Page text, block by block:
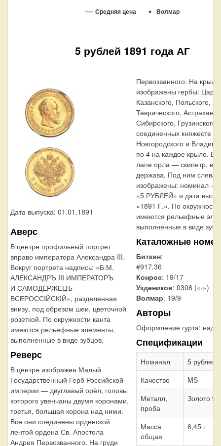
Средняя цена Волмар
5 рублей 1891 года АГ
Дата выпуска: 01.01.1891
Аверс
В центре профильный портрет
вправо императора Александра III.
Вокруг портрета надпись: «Б.М.
АЛЕКСАНДРЪ III ИМПЕРАТОРЪ
И САМОДЕРЖЕЦЪ
ВСЕРОССIЙСКIЙ», разделенная
внизу, под обрезом шеи, цветочной
розеткой. По окружности канта
имеются рельефные элементы,
выполненные в виде зубцов.
Реверс
В центре изображен Малый
Государственный Герб Российской
империи — двуглавый орёл, головы
которого увенчаны двумя коронами,
третья, большая корона над ними.
Все они соединены орденской
лентой ордена Св. Апостола
Андрея Первозванного. На груди
Первозванного. На
изображены гербы:
Казанского, Польского,
Таврического,
Сибирского, Грузинского
соединенных княжеств
Новгородского и
по 4 на каждое крыло. В
лапе орла — скипетр, в
держава. Под ним слева
изображены: номинал —
«5 РУБЛЕЙ» и дата
«1891 Г.». По окружности
имеются рельефные
выполненные в виде
Каталожные
Биткин:
#917.36
Конрос: 19/17
Уздеников: 0306 («·»)
Волмар: 19/9
Авторы
Оформление гурта:
Спецификации
Номинал
5 рублей
Качество
MS
Металл,
проба
Золото
Масса
общая
6,45 г